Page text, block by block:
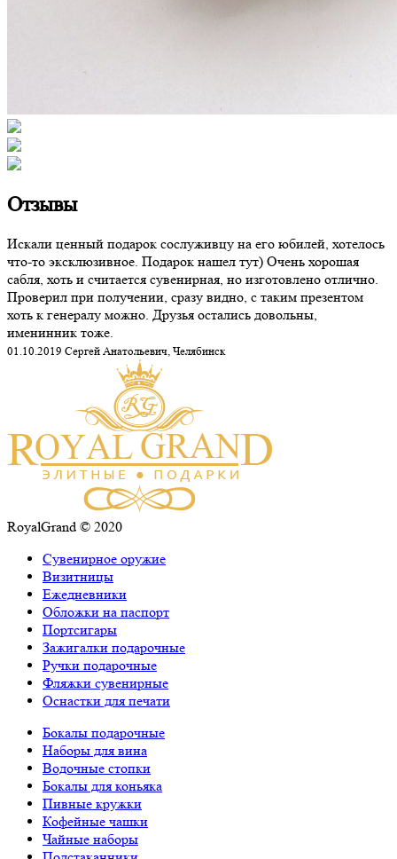
Отзывы
Искали ценный подарок сослуживцу на его юбилей, хотелось
что-то эксклюзивное. Подарок нашел тут) Очень хорошая
сабля, хоть и считается сувенирная, но изготовлено отлично.
Проверил при получении, сразу видно, с таким презентом
хоть к генералу можно. Друзья остались довольны,
именинник тоже.
01.10.2019 Сергей Анатольевич, Челябинск
RoyalGrand © 2020
Сувенирное оружие
Визитницы
Ежедневники
Обложки на паспорт
Портсигары
Зажигалки подарочные
Ручки подарочные
Фляжки сувенирные
Оснастки для печати
Бокалы подарочные
Наборы для вина
Водочные стопки
Бокалы для коньяка
Пивные кружки
Кофейные чашки
Чайные наборы